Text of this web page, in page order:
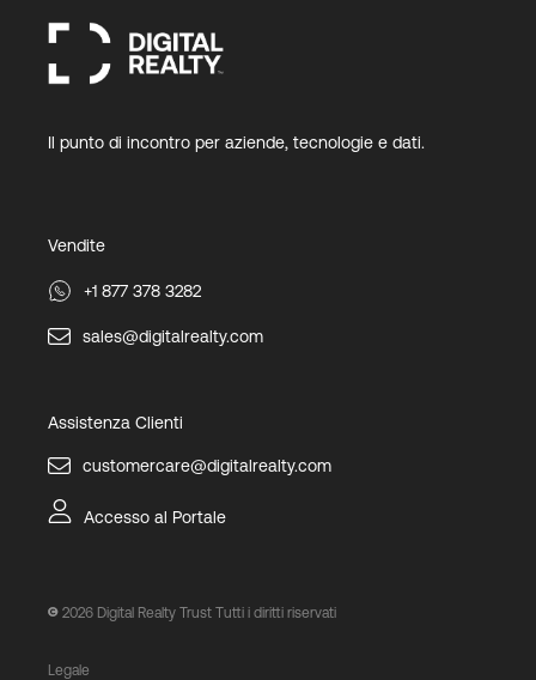
Il punto di incontro per aziende, tecnologie e dati.
Vendite
+1 877 378 3282
sales@digitalrealty.com
Assistenza Clienti
customercare@digitalrealty.com
Accesso al Portale
2026 Digital Realty Trust Tutti i diritti riservati
Legale